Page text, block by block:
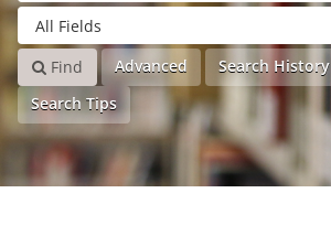
Find Advanced Search History
Search Tips